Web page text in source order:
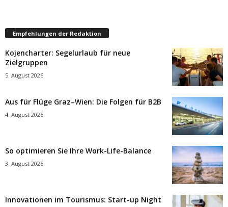
Empfehlungen der Redaktion
Kojencharter: Segelurlaub für neue
Zielgruppen
5. August 2026
Aus für Flüge Graz–Wien: Die Folgen für B2B
4. August 2026
So optimieren Sie Ihre Work-Life-Balance
3. August 2026
Innovationen im Tourismus: Start-up Night